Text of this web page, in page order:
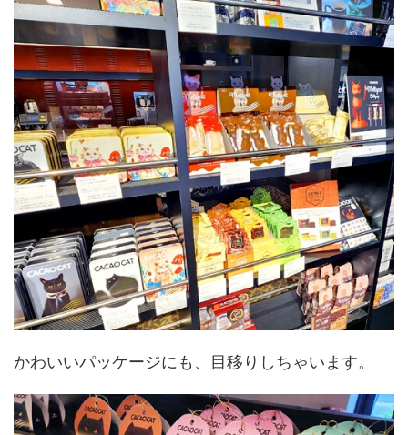
かわいいパッケージにも、目移りしちゃいます。